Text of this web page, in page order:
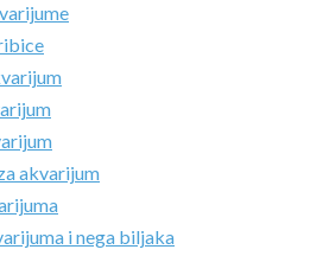
akvarijum
i nega biljaka